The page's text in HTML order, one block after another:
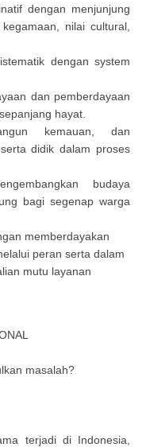
dengan menjunjung
nilai cultural,
dengan system
dan pemberdayaan
hayat.
kemauan, dan
didik dalam proses
budaya
bagi segenap warga
memberdayakan
peran serta dalam
mutu layanan
masalah?
terjadi di Indonesia,